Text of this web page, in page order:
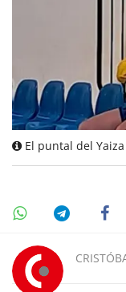
El puntal del